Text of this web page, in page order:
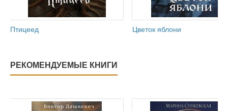
Птицеед Цветок яблони
РЕКОМЕНДУЕМЫЕ КНИГИ